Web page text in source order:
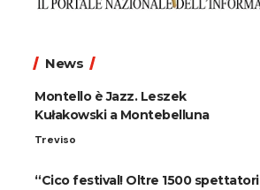
News
Montello è Jazz. Leszek
Kułakowski a Montebelluna
Treviso
“Cico festival! Oltre 1500 spettatori